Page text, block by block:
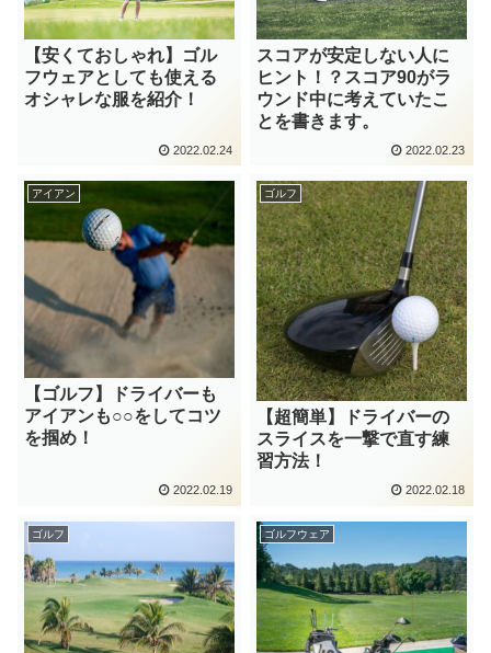
【安くておしゃれ】ゴル
フウェアとしても使える
オシャレな服を紹介！
2022.02.24
スコアが安定しない人に
ヒント！？スコア90がラ
ウンド中に考えていたこ
とを書きます。
2022.02.23
アイアン
【ゴルフ】ドライバーも
アイアンも○○をしてコツ
を掴め！
2022.02.19
ゴルフ
【超簡単】ドライバーの
スライスを一撃で直す練
習方法！
2022.02.18
ゴルフ ゴルフウェア